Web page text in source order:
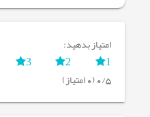
امتیاز بدهید:
1
2
3
0/5 (0 امتیاز)